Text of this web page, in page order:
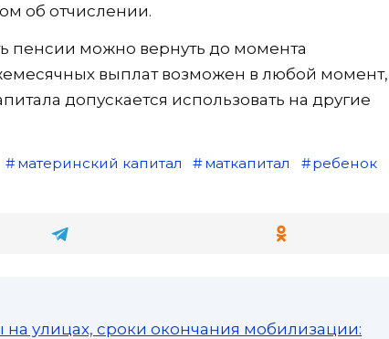
об отчислении.
пенсии можно вернуть до момента
выплат возможен в любой момент,
допускается использовать на другие
материнский капитал маткапитал
ребенок
улицах, сроки окончания мобилизации: